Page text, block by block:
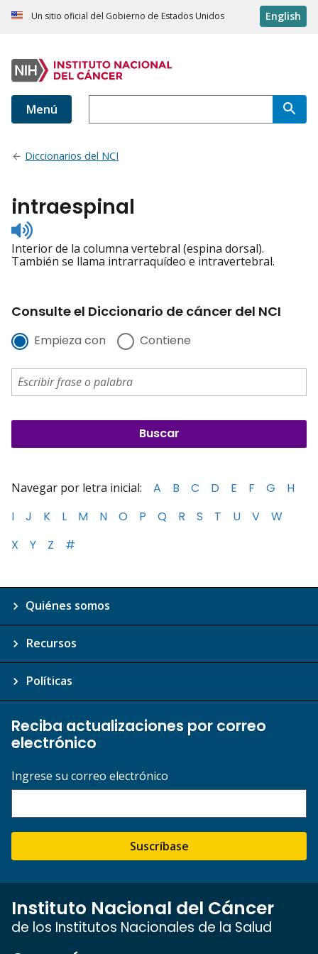
Un sitio oficial del Gobierno de Estados Unidos English
Menú
Diccionarios del NCI
intraespinal
Listen
to
pronunciation
Interior de la columna vertebral (espina dorsal).
También se llama intrarraquídeo e intravertebral.
Consulte el Diccionario de cáncer del NCI
Empieza con Contiene
Navegar por letra inicial: A B C D E F G
H
I
J K L M N O P Q R S T U V
W
X
Y Z #
Quiénes somos
Recursos
Políticas
Reciba actualizaciones por correo
electrónico
Ingrese su correo electrónico
Suscríbase
Instituto Nacional del Cáncer
de los Institutos Nacionales de la Salud